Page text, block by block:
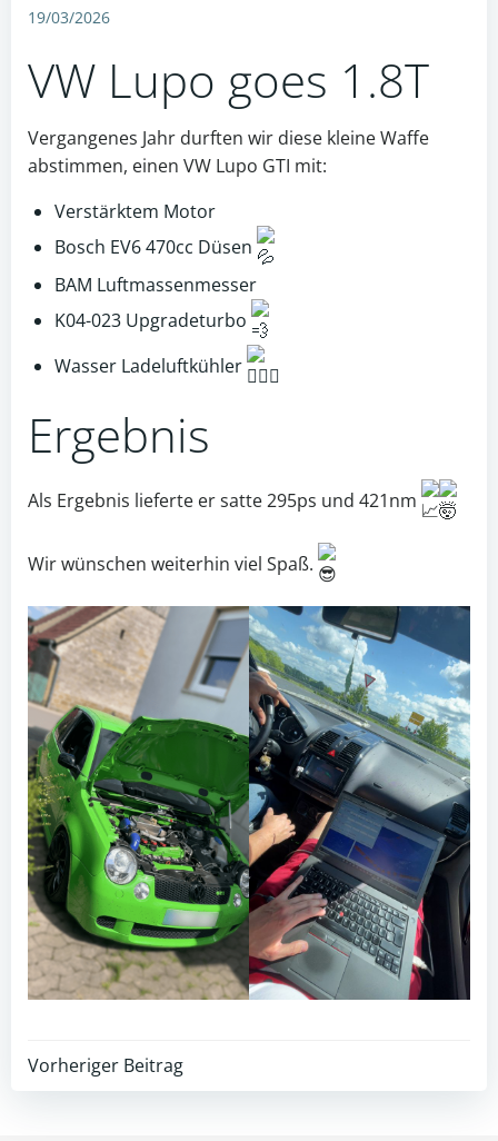
19/03/2026
VW Lupo goes 1.8T
Vergangenes Jahr durften wir diese kleine Waffe
abstimmen, einen VW Lupo GTI mit:
Verstärktem Motor
Bosch EV6 470cc Düsen
BAM Luftmassenmesser
K04-023 Upgradeturbo
Wasser Ladeluftkühler
Ergebnis
Als Ergebnis lieferte er satte 295ps und 421nm
Wir wünschen weiterhin viel Spaß.
Beitragsnavigation
Vorheriger Beitrag